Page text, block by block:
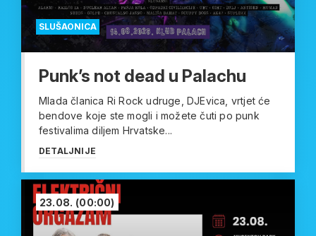
SLUŠAONICA
Punk’s not dead u Palachu
Mlada članica Ri Rock udruge, DJEvica, vrtjet će
bendove koje ste mogli i možete čuti po punk
festivalima diljem Hrvatske...
DETALJNIJE
23.08. (00:00)